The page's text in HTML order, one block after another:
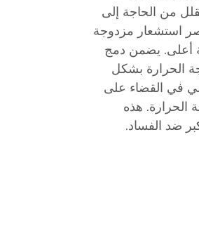
من الحاجة إلى
استشعار مزدوجة
أعلى. يضمن دمج
الحرارة بشكل
في القضاء على
الحرارة. هذه
ضد الفساد.